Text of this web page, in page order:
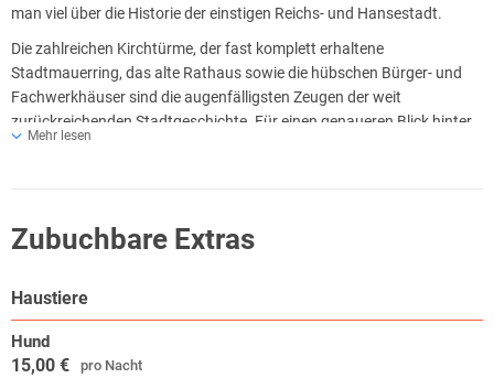
man viel über die Historie der einstigen Reichs- und Hansestadt.
Die zahlreichen Kirchtürme, der fast komplett erhaltene
Stadtmauerring, das alte Rathaus sowie die hübschen Bürger- und
Fachwerkhäuser sind die augenfälligsten Zeugen der weit
zurückreichenden Stadtgeschichte. Für einen genaueren Blick hinter
die kunstvoll sanierten Fassaden gibt es spannende Stadtführungen
geografischen Mittelpunkt Deutschlands am Fluss Unstrut gelegene
heutige Kreisstadt ihren einst überaus zahlreichen Wassermühlen. Im
lederverarbeitenden Manufakturen. Mühlhäuser Stoffe hatten
damals in ganz Europa einen Namen.
Mehr lesen
Zubuchbare Extras
Haustiere
Hund
15,00 € pro Nacht